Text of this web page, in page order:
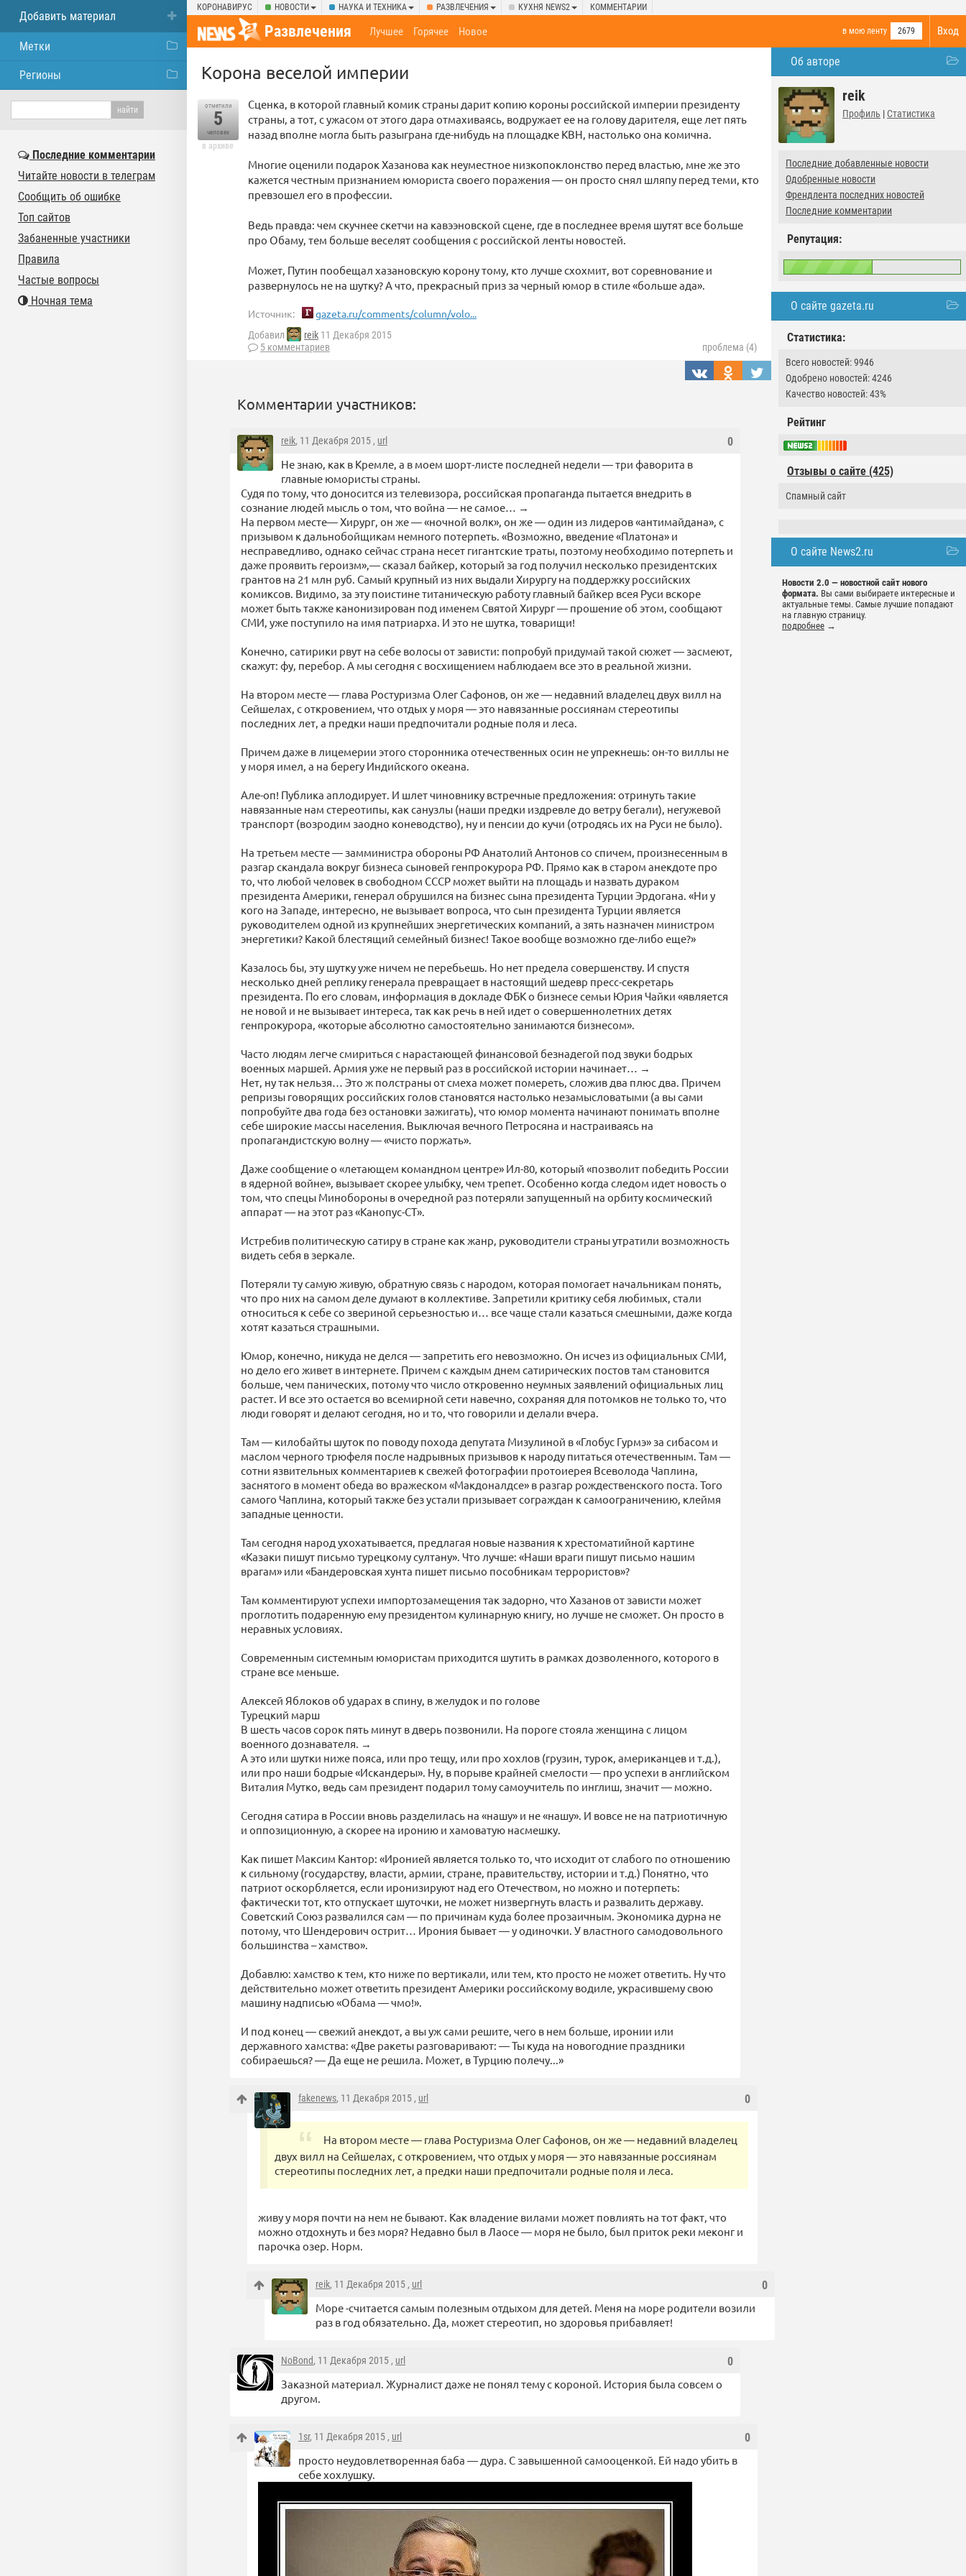
КОРОНАВИРУС НОВОСТИ НАУКА И ТЕХНИКА РАЗВЛЕЧЕНИЯ КУХНЯ NEWS2 КОММЕНТАРИИ
Вход
Развлечения в мою ленту 2679
Лучшее Горячее Новое
Об авторе
reik
Профиль | Статистика
Последние добавленные новости
Одобренные новости
Френдлента последних новостей
Последние комментарии
Репутация:
О сайте gazeta.ru
Статистика:
Всего новостей: 9946
Одобрено новостей: 4246
Качество новостей: 43%
Рейтинг
Отзывы о сайте (425)
Спамный сайт
О сайте News2.ru
Новости 2.0 — новостной сайт нового
формата. Вы сами выбираете интересные и
актуальные темы. Самые лучшие попадают
на главную страницу.
подробнее →
Корона веселой империи
отметили
5
человек
в архиве
Сценка, в которой главный комик страны дарит копию короны российской империи президенту
страны, а тот, с ужасом от этого дара отмахиваясь, водружает ее на голову дарителя, еще лет пять
назад вполне могла быть разыграна где-нибудь на площадке КВН, настолько она комична.
Многие оценили подарок Хазанова как неуместное низкопоклонство перед властью, мне же это
кажется честным признанием юмориста своего поражения — он просто снял шляпу перед теми, кто
превзошел его в профессии.
Ведь правда: чем скучнее скетчи на кавээновской сцене, где в последнее время шутят все больше
про Обаму, тем больше веселят сообщения с российской ленты новостей.
Может, Путин пообещал хазановскую корону тому, кто лучше схохмит, вот соревнование и
развернулось не на шутку? А что, прекрасный приз за черный юмор в стиле «больше ада».
Источник: gazeta.ru/comments/column/volo...
Добавил reik 11 Декабря 2015
5 комментариев
проблема (4)
Комментарии участников:
0
reik, 11 Декабря 2015 , url
Не знаю, как в Кремле, а в моем шорт-листе последней недели — три фаворита в
главные юмористы страны.
Судя по тому, что доносится из телевизора, российская пропаганда пытается внедрить в
сознание людей мысль о том, что война — не самое… →
На первом месте— Хирург, он же — «ночной волк», он же — один из лидеров «антимайдана», с
призывом к дальнобойщикам немного потерпеть. «Возможно, введение «Платона» и
несправедливо, однако сейчас страна несет гигантские траты, поэтому необходимо потерпеть и
даже проявить героизм»,— сказал байкер, который за год получил несколько президентских
грантов на 21 млн руб. Самый крупный из них выдали Хирургу на поддержку российских
комиксов. Видимо, за эту поистине титаническую работу главный байкер всея Руси вскоре
может быть также канонизирован под именем Святой Хирург — прошение об этом, сообщают
СМИ, уже поступило на имя патриарха. И это не шутка, товарищи!
Конечно, сатирики рвут на себе волосы от зависти: попробуй придумай такой сюжет — засмеют,
скажут: фу, перебор. А мы сегодня с восхищением наблюдаем все это в реальной жизни.
На втором месте — глава Ростуризма Олег Сафонов, он же — недавний владелец двух вилл на
Сейшелах, с откровением, что отдых у моря — это навязанные россиянам стереотипы
последних лет, а предки наши предпочитали родные поля и леса.
Причем даже в лицемерии этого сторонника отечественных осин не упрекнешь: он-то виллы не
у моря имел, а на берегу Индийского океана.
Але-оп! Публика аплодирует. И шлет чиновнику встречные предложения: отринуть такие
навязанные нам стереотипы, как санузлы (наши предки издревле до ветру бегали), негужевой
транспорт (возродим заодно коневодство), ну и пенсии до кучи (отродясь их на Руси не было).
На третьем месте — замминистра обороны РФ Анатолий Антонов со спичем, произнесенным в
разгар скандала вокруг бизнеса сыновей генпрокурора РФ. Прямо как в старом анекдоте про
то, что любой человек в свободном СССР может выйти на площадь и назвать дураком
президента Америки, генерал обрушился на бизнес сына президента Турции Эрдогана. «Ни у
кого на Западе, интересно, не вызывает вопроса, что сын президента Турции является
руководителем одной из крупнейших энергетических компаний, а зять назначен министром
энергетики? Какой блестящий семейный бизнес! Такое вообще возможно где-либо еще?»
Казалось бы, эту шутку уже ничем не перебьешь. Но нет предела совершенству. И спустя
несколько дней реплику генерала превращает в настоящий шедевр пресс-секретарь
президента. По его словам, информация в докладе ФБК о бизнесе семьи Юрия Чайки «является
не новой и не вызывает интереса, так как речь в ней идет о совершеннолетних детях
генпрокурора, «которые абсолютно самостоятельно занимаются бизнесом».
Часто людям легче смириться с нарастающей финансовой безнадегой под звуки бодрых
военных маршей. Армия уже не первый раз в российской истории начинает… →
Нет, ну так нельзя… Это ж полстраны от смеха может помереть, сложив два плюс два. Причем
репризы говорящих российских голов становятся настолько незамысловатыми (а вы сами
попробуйте два года без остановки зажигать), что юмор момента начинают понимать вполне
себе широкие массы населения. Выключая вечного Петросяна и настраиваясь на
пропагандистскую волну — «чисто поржать».
Даже сообщение о «летающем командном центре» Ил-80, который «позволит победить России
в ядерной войне», вызывает скорее улыбку, чем трепет. Особенно когда следом идет новость о
том, что спецы Минобороны в очередной раз потеряли запущенный на орбиту космический
аппарат — на этот раз «Канопус-СТ».
Истребив политическую сатиру в стране как жанр, руководители страны утратили возможность
видеть себя в зеркале.
Потеряли ту самую живую, обратную связь с народом, которая помогает начальникам понять,
что про них на самом деле думают в коллективе. Запретили критику себя любимых, стали
относиться к себе со звериной серьезностью и… все чаще стали казаться смешными, даже когда
хотят казаться страшными.
Юмор, конечно, никуда не делся — запретить его невозможно. Он исчез из официальных СМИ,
но дело его живет в интернете. Причем с каждым днем сатирических постов там становится
больше, чем панических, потому что число откровенно неумных заявлений официальных лиц
растет. И все это остается во всемирной сети навечно, сохраняя для потомков не только то, что
люди говорят и делают сегодня, но и то, что говорили и делали вчера.
Там — килобайты шуток по поводу похода депутата Мизулиной в «Глобус Гурмэ» за сибасом и
маслом черного трюфеля после надрывных призывов к народу питаться отечественным. Там —
сотни язвительных комментариев к свежей фотографии протоиерея Всеволода Чаплина,
заснятого в момент обеда во вражеском «Макдоналдсе» в разгар рождественского поста. Того
самого Чаплина, который также без устали призывает сограждан к самоограничению, клеймя
западные ценности.
Там сегодня народ ухохатывается, предлагая новые названия к хрестоматийной картине
«Казаки пишут письмо турецкому султану». Что лучше: «Наши враги пишут письмо нашим
врагам» или «Бандеровская хунта пишет письмо пособникам террористов»?
Там комментируют успехи импортозамещения так задорно, что Хазанов от зависти может
проглотить подаренную ему президентом кулинарную книгу, но лучше не сможет. Он просто в
неравных условиях.
Современным системным юмористам приходится шутить в рамках дозволенного, которого в
стране все меньше.
Алексей Яблоков об ударах в спину, в желудок и по голове
Турецкий марш
В шесть часов сорок пять минут в дверь позвонили. На пороге стояла женщина с лицом
военного дознавателя. →
А это или шутки ниже пояса, или про тещу, или про хохлов (грузин, турок, американцев и т.д.),
или про наши бодрые «Искандеры». Ну, в порыве крайней смелости — про успехи в английском
Виталия Мутко, ведь сам президент подарил тому самоучитель по инглиш, значит — можно.
Сегодня сатира в России вновь разделилась на «нашу» и не «нашу». И вовсе не на патриотичную
и оппозиционную, а скорее на иронию и хамоватую насмешку.
Как пишет Максим Кантор: «Иронией является только то, что исходит от слабого по отношению
к сильному (государству, власти, армии, стране, правительству, истории и т.д.) Понятно, что
патриот оскорбляется, если иронизируют над его Отечеством, но можно и потерпеть:
фактически тот, кто отпускает шуточки, не может низвергнуть власть и развалить державу.
Советский Союз развалился сам — по причинам куда более прозаичным. Экономика дурна не
потому, что Шендерович острит… Ирония бывает — у одиночки. У властного самодовольного
большинства – хамство».
Добавлю: хамство к тем, кто ниже по вертикали, или тем, кто просто не может ответить. Ну что
действительно может ответить президент Америки российскому водиле, украсившему свою
машину надписью «Обама — чмо!».
И под конец — свежий анекдот, а вы уж сами решите, чего в нем больше, иронии или
державного хамства: «Две ракеты разговаривают: — Ты куда на новогодние праздники
собираешься? — Да еще не решила. Может, в Турцию полечу...»
0
fakenews, 11 Декабря 2015 , url
На втором месте — глава Ростуризма Олег Сафонов, он же — недавний владелец
двух вилл на Сейшелах, с откровением, что отдых у моря — это навязанные россиянам
стереотипы последних лет, а предки наши предпочитали родные поля и леса.
живу у моря почти на нем не бывают. Как владение вилами может повлиять на тот факт, что
можно отдохнуть и без моря? Недавно был в Лаосе — моря не было, был приток реки меконг и
парочка озер. Норм.
0
reik, 11 Декабря 2015 , url
Море -считается самым полезным отдыхом для детей. Меня на море родители возили
раз в год обязательно. Да, может стереотип, но здоровья прибавляет!
0
NoBond, 11 Декабря 2015 , url
Заказной материал. Журналист даже не понял тему с короной. История была совсем о
другом.
0
1sr, 11 Декабря 2015 , url
просто неудовлетворенная баба — дура. С завышенной самооценкой. Ей надо убить в
себе хохлушку.
Добавить материал
Метки
Регионы
Последние комментарии
Читайте новости в телеграм
Сообщить об ошибке
Топ сайтов
Забаненные участники
Правила
Частые вопросы
Ночная тема